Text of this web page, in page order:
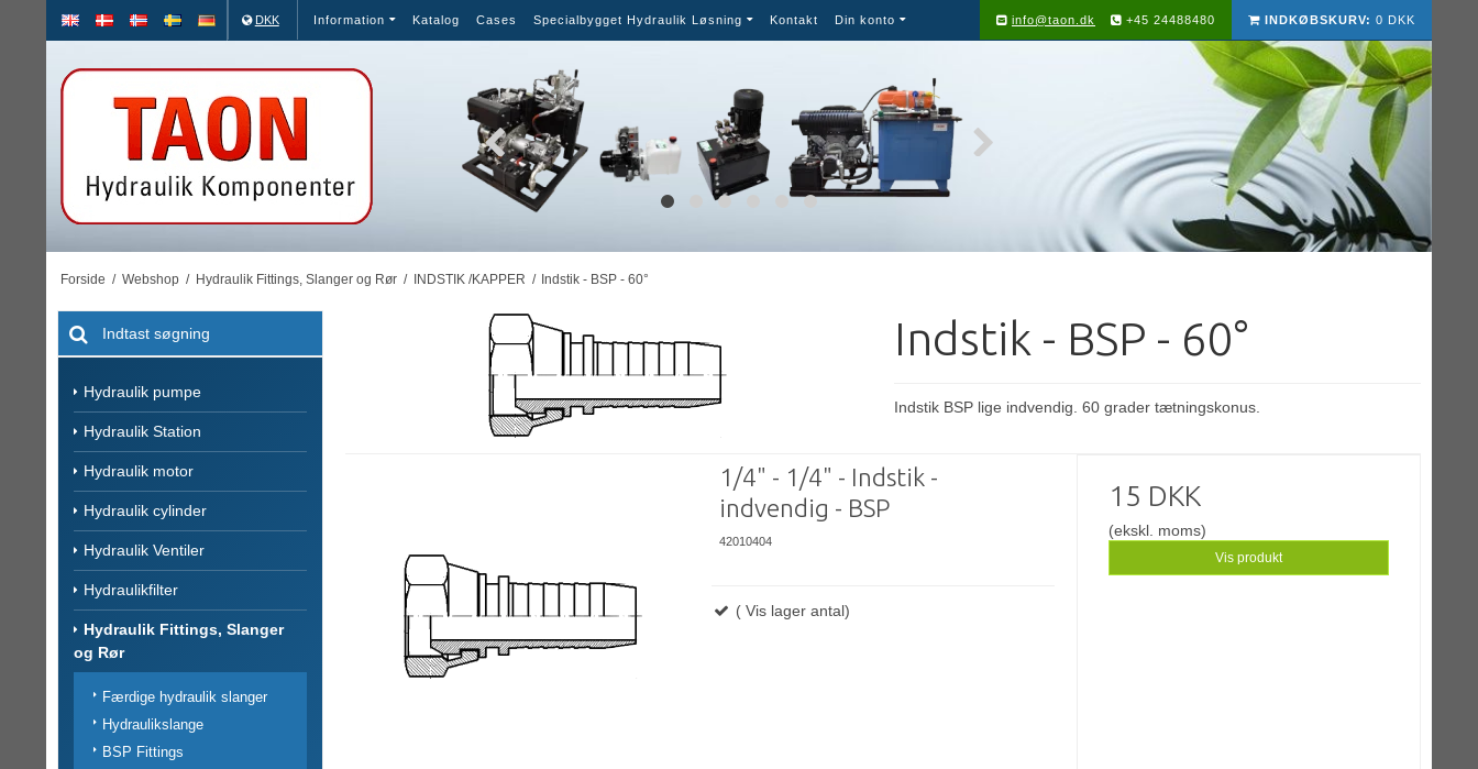
DKK Information Katalog Cases Specialbygget Hydraulik Løsning Kontakt Din konto INDKØBSKURV: 0 DKK
info@taon.dk +45 24488480
Forside / Webshop / Hydraulik Fittings, Slanger og Rør / INDSTIK /KAPPER / Indstik - BSP - 60°
Hydraulik pumpe
Hydraulik Station
Hydraulik motor
Hydraulik cylinder
Hydraulik Ventiler
Hydraulikfilter
Hydraulik Fittings, Slanger
og Rør
Færdige hydraulik slanger
Hydraulikslange
BSP Fittings
Indstik - BSP - 60°
Indstik BSP lige indvendig. 60 grader tætningskonus.
1/4" - 1/4" - Indstik -
indvendig - BSP
42010404
( Vis lager antal)
15 DKK
(ekskl. moms)
Vis produkt